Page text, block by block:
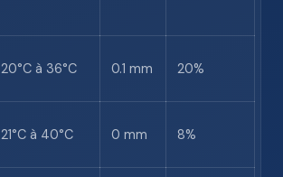
20°C à 36°C 0.1 mm 20%
21°C à 40°C 0 mm 8%